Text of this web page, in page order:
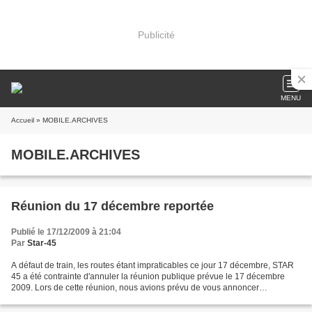
Publicité
MENU
Accueil » MOBILE.ARCHIVES
MOBILE.ARCHIVES
Réunion du 17 décembre reportée
Publié le 17/12/2009 à 21:04
Par Star-45
A défaut de train, les routes étant impraticables ce jour 17 décembre, STAR
45 a été contrainte d'annuler la réunion publique prévue le 17 décembre
2009. Lors de cette réunion, nous avions prévu de vous annoncer